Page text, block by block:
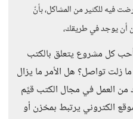
فيه للكثير من المشاكل، بأنّ
أن يوجد في طريقك،
كل مشروع يتعلق بالكتب
زلت تواصل؟ هل الأمر ما يزال
من العمل في مجال الكتب قيًم
الكتروني يرتبط بمخزن أو